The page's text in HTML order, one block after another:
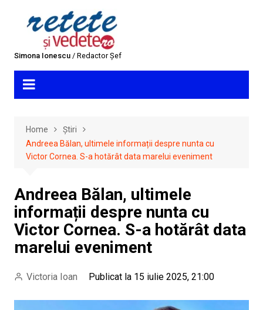
Simona Ionescu/ Redactor Șef
Home
Știri
Andreea Bălan, ultimele informații despre nunta cu
Victor Cornea. S-a hotărât data marelui eveniment
Andreea Bălan, ultimele
informații despre nunta cu
Victor Cornea. S-a hotărât data
marelui eveniment
Victoria Ioan Publicat la 15 iulie 2025, 21:00